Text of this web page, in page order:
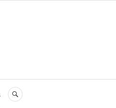
RECHERCHE